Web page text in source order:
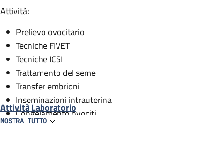
Descrizione
Attività:
Prelievo ovocitario
Tecniche FIVET
Tecniche ICSI
Trattamento del seme
Transfer embrioni
Inseminazioni intrauterina
Congelamento ovociti
Congelamento Embrioni
Attività Laboratorio
MOSTRA TUTTO